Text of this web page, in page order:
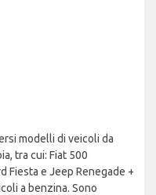
modelli di veicoli da
tra cui: Fiat 500
Fiesta e Jeep Renegade +
a benzina. Sono